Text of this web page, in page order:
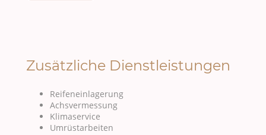
Zusätzliche Dienstleistungen
Reifeneinlagerung
Achsvermessung
Klimaservice
Umrüstarbeiten